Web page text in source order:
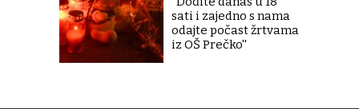
sati i zajedno s nama
odajte počast žrtvama
iz OŠ Prečko''